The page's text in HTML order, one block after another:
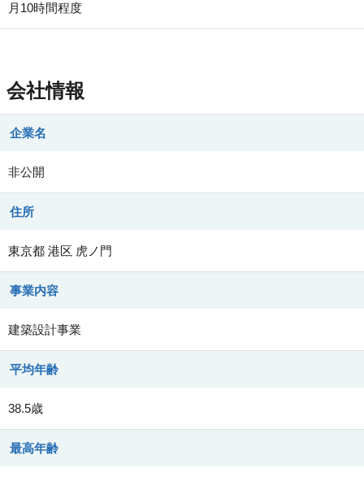
月10時間程度
会社情報
企業名
非公開
住所
東京都 港区 虎ノ門
事業内容
建築設計事業
平均年齢
38.5歳
最高年齢